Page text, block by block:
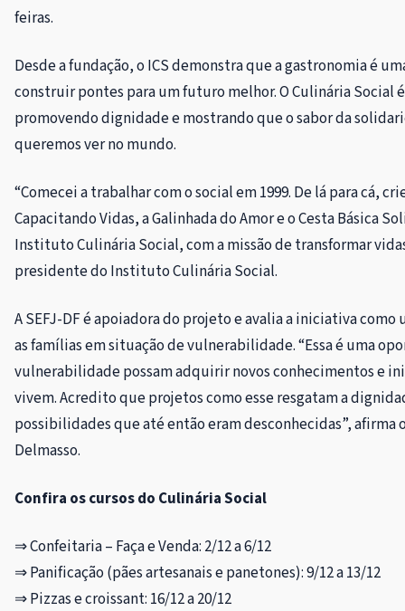
feiras.
Desde a fundação, o ICS demonstra que a gastronomia é
construir pontes para um futuro melhor. O Culinária Social
promovendo dignidade e mostrando que o sabor da
queremos ver no mundo.
“Comecei a trabalhar com o social em 1999. De lá para cá,
Capacitando Vidas, a Galinhada do Amor e o Cesta Básica
Instituto Culinária Social, com a missão de transformar
presidente do Instituto Culinária Social.
A SEFJ-DF é apoiadora do projeto e avalia a iniciativa
as famílias em situação de vulnerabilidade. “Essa é uma
vulnerabilidade possam adquirir novos conhecimentos e
vivem. Acredito que projetos como esse resgatam a
possibilidades que até então eram desconhecidas”,
Delmasso.
Confira os cursos do Culinária Social
⇒ Confeitaria – Faça e Venda: 2/12 a 6/12
⇒ Panificação (pães artesanais e panetones): 9/12 a 13/12
⇒ Pizzas e croissant: 16/12 a 20/12